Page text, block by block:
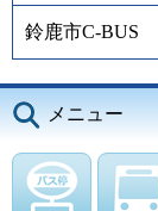
鈴鹿市C-BUS
メニュー